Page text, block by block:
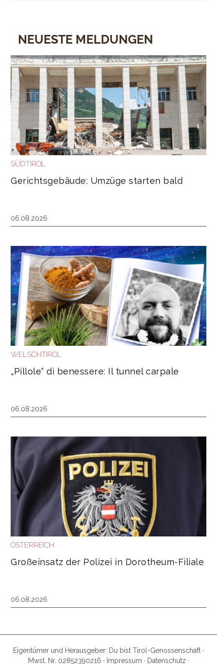
NEUESTE MELDUNGEN
SÜDTIROL
Gerichtsgebäude: Umzüge starten bald
06.08.2026
WELSCHTIROL
„Pillole“ di benessere: Il tunnel carpale
06.08.2026
ÖSTERREICH
Großeinsatz der Polizei in Dorotheum-Filiale
06.08.2026
Eigentümer und Herausgeber: Du bist Tirol-Genossenschaft ·
Mwst. Nr. 02852390216 · Impressum · Datenschutz ·